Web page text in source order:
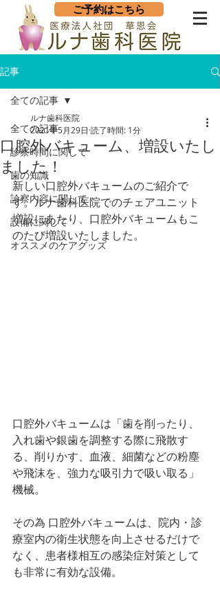
ご予約はこちら
記事
全ての記事
診察時間に関して
歯の知識
診察内容に関して
設備に関して
オススメのケアグッズ
全ての記事
口腔外バキューム、増設いたし
ました！
ルナ歯科医院
2021年5月29日 読了時間: 1分
新しい口腔外バキュームのご紹介で
す。ルナ歯科医院でのチェアユニット
増設にあたり、口腔外バキュームもこ
のたび増設いたしました。
口腔外バキュームは「歯を削ったり、
入れ歯や銀歯を調整する際に飛散す
る、削りかす、血液、細菌などの粉塵
や飛沫を、強力な吸引力で吸い取る」
機械。
その為 口腔外バキュームは、院内・診
療室内の衛生状態を向上させるだけで
なく、患者様相互の感染症対策として
も非常に有効な設備。